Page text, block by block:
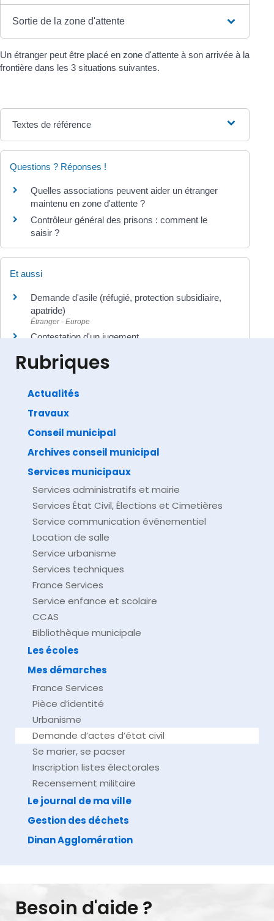
Sortie de la zone d'attente
Un étranger peut être placé en zone d'attente à son arrivée à la
frontière dans les 3 situations suivantes.
Textes de référence
Questions ? Réponses !
Quelles associations peuvent aider un étranger
maintenu en zone d'attente ?
Contrôleur général des prisons : comment le
saisir ?
Et aussi
Demande d'asile (réfugié, protection subsidiaire,
apatride)
Étranger - Europe
Contestation d'un jugement
Direction de l'information légale et administrative
Rubriques
Actualités
Travaux
Conseil municipal
Archives conseil municipal
Services municipaux
Services administratifs et mairie
Services État Civil, Élections et Cimetières
Service communication événementiel
Location de salle
Service urbanisme
Services techniques
France Services
Service enfance et scolaire
CCAS
Bibliothèque municipale
Les écoles
Mes démarches
France Services
Pièce d’identité
Urbanisme
Demande d’actes d’état civil
Se marier, se pacser
Inscription listes électorales
Recensement militaire
Le journal de ma ville
Gestion des déchets
Dinan Agglomération
Besoin d'aide ?